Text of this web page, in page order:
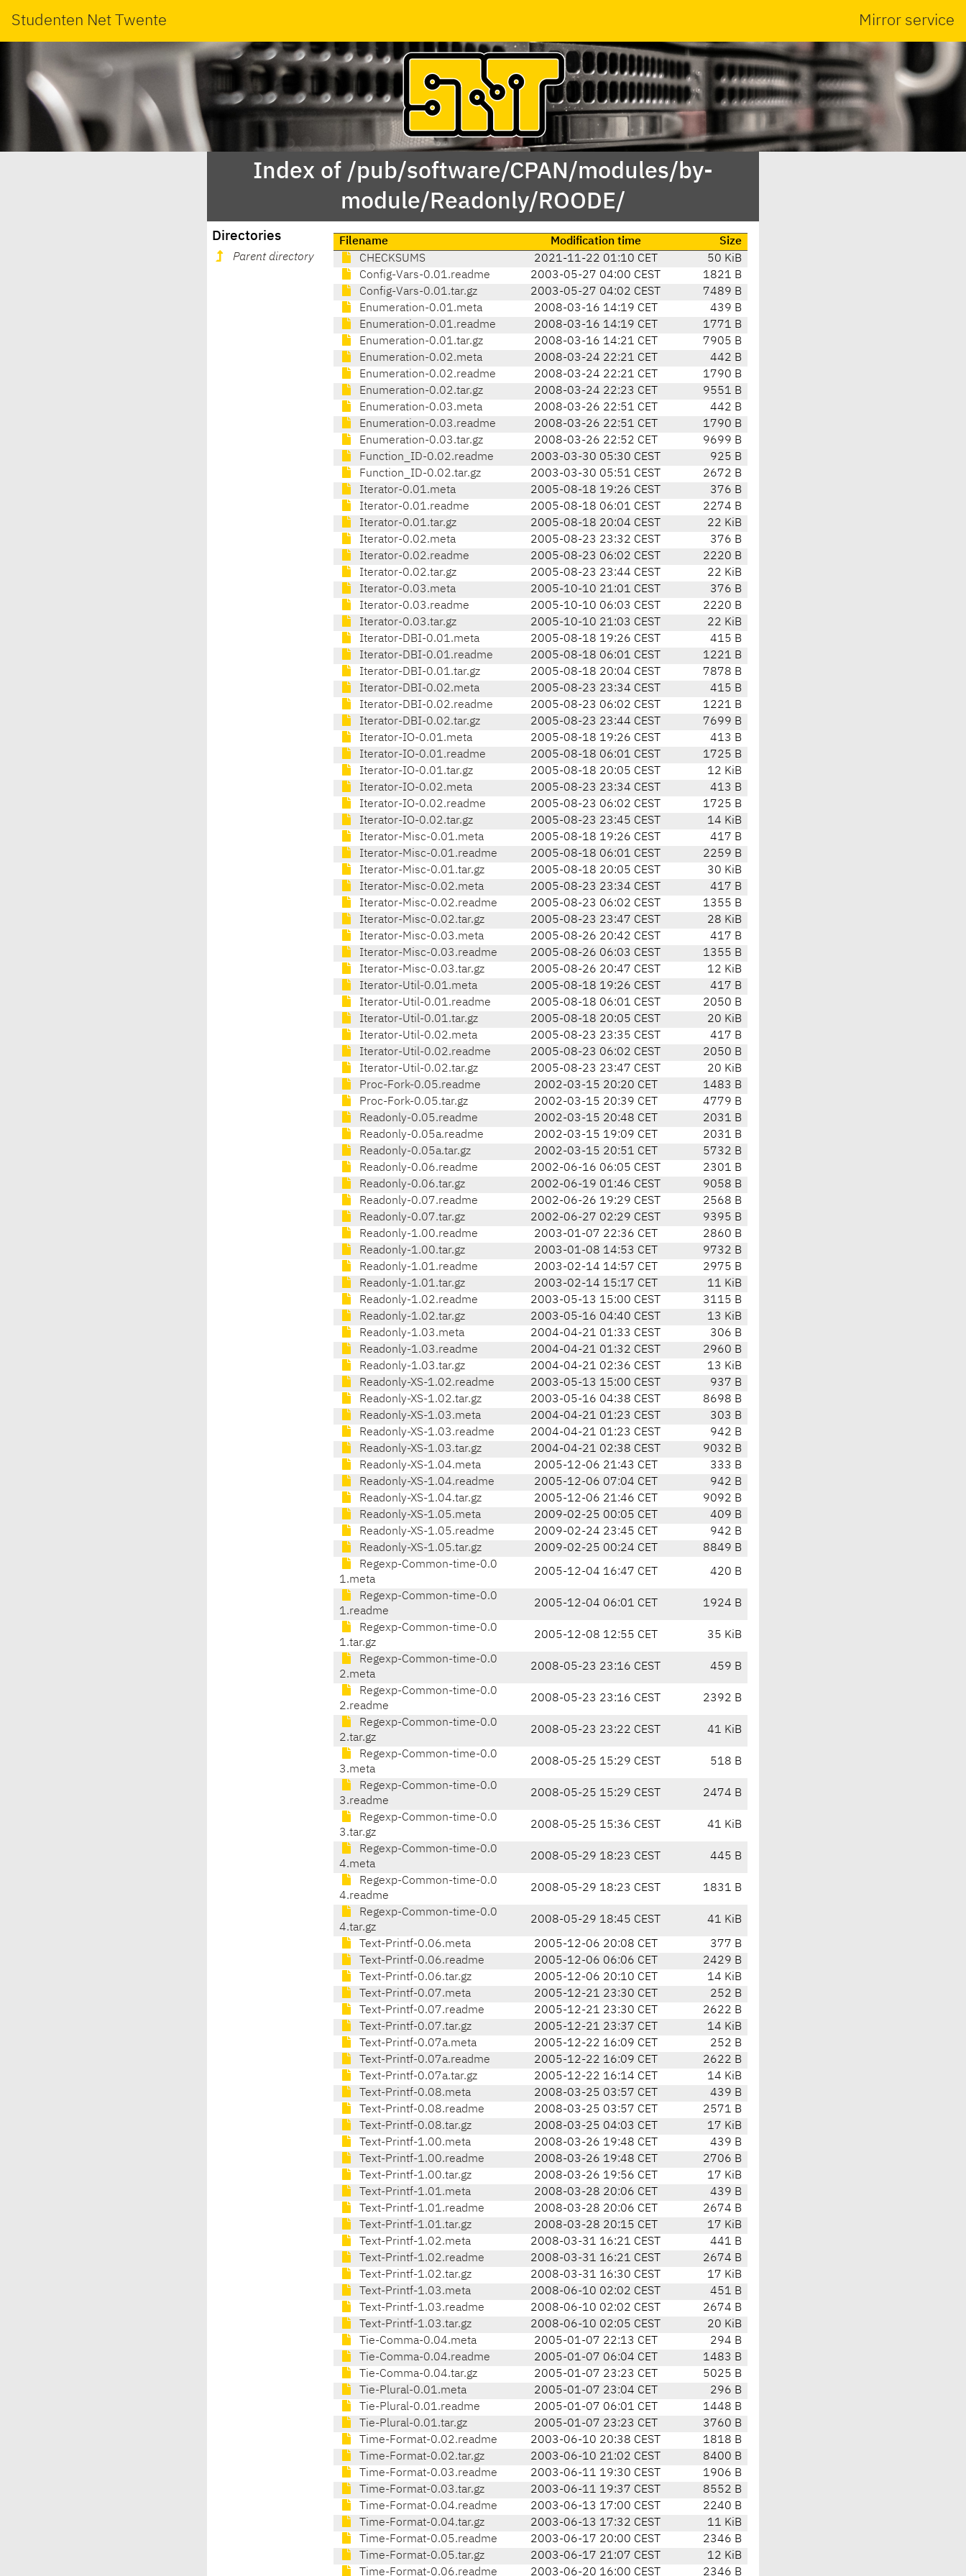
Studenten Net Twente Mirror service
Index of /pub/software/CPAN/modules/by-
module/Readonly/ROODE/
Directories
Parent directory
Filename Modification time
Size
CHECKSUMS
2021-11-22 01:10 CET
50 KiB
Config-Vars-0.01.readme
2003-05-27 04:00 CEST
1821 B
Config-Vars-0.01.tar.gz
2003-05-27 04:02 CEST
7489 B
Enumeration-0.01.meta
2008-03-16 14:19 CET
439 B
Enumeration-0.01.readme
2008-03-16 14:19 CET
1771 B
Enumeration-0.01.tar.gz
2008-03-16 14:21 CET
7905 B
Enumeration-0.02.meta
2008-03-24 22:21 CET
442 B
Enumeration-0.02.readme
2008-03-24 22:21 CET
1790 B
Enumeration-0.02.tar.gz
2008-03-24 22:23 CET
9551 B
Enumeration-0.03.meta
2008-03-26 22:51 CET
442 B
Enumeration-0.03.readme
2008-03-26 22:51 CET
1790 B
Enumeration-0.03.tar.gz
2008-03-26 22:52 CET
9699 B
Function_ID-0.02.readme
2003-03-30 05:30 CEST
925 B
Function_ID-0.02.tar.gz
2003-03-30 05:51 CEST
2672 B
Iterator-0.01.meta
2005-08-18 19:26 CEST
376 B
Iterator-0.01.readme
2005-08-18 06:01 CEST
2274 B
Iterator-0.01.tar.gz
2005-08-18 20:04 CEST
22 KiB
Iterator-0.02.meta
2005-08-23 23:32 CEST
376 B
Iterator-0.02.readme
2005-08-23 06:02 CEST
2220 B
Iterator-0.02.tar.gz
2005-08-23 23:44 CEST
22 KiB
Iterator-0.03.meta
2005-10-10 21:01 CEST
376 B
Iterator-0.03.readme
2005-10-10 06:03 CEST
2220 B
Iterator-0.03.tar.gz
2005-10-10 21:03 CEST
22 KiB
Iterator-DBI-0.01.meta
2005-08-18 19:26 CEST
415 B
Iterator-DBI-0.01.readme
2005-08-18 06:01 CEST
1221 B
Iterator-DBI-0.01.tar.gz
2005-08-18 20:04 CEST
7878 B
Iterator-DBI-0.02.meta
2005-08-23 23:34 CEST
415 B
Iterator-DBI-0.02.readme
2005-08-23 06:02 CEST
1221 B
Iterator-DBI-0.02.tar.gz
2005-08-23 23:44 CEST
7699 B
Iterator-IO-0.01.meta
2005-08-18 19:26 CEST
413 B
Iterator-IO-0.01.readme
2005-08-18 06:01 CEST
1725 B
Iterator-IO-0.01.tar.gz
2005-08-18 20:05 CEST
12 KiB
Iterator-IO-0.02.meta
2005-08-23 23:34 CEST
413 B
Iterator-IO-0.02.readme
2005-08-23 06:02 CEST
1725 B
Iterator-IO-0.02.tar.gz
2005-08-23 23:45 CEST
14 KiB
Iterator-Misc-0.01.meta
2005-08-18 19:26 CEST
417 B
Iterator-Misc-0.01.readme
2005-08-18 06:01 CEST
2259 B
Iterator-Misc-0.01.tar.gz
2005-08-18 20:05 CEST
30 KiB
Iterator-Misc-0.02.meta
2005-08-23 23:34 CEST
417 B
Iterator-Misc-0.02.readme
2005-08-23 06:02 CEST
1355 B
Iterator-Misc-0.02.tar.gz
2005-08-23 23:47 CEST
28 KiB
Iterator-Misc-0.03.meta
2005-08-26 20:42 CEST
417 B
Iterator-Misc-0.03.readme
2005-08-26 06:03 CEST
1355 B
Iterator-Misc-0.03.tar.gz
2005-08-26 20:47 CEST
12 KiB
Iterator-Util-0.01.meta
2005-08-18 19:26 CEST
417 B
Iterator-Util-0.01.readme
2005-08-18 06:01 CEST
2050 B
Iterator-Util-0.01.tar.gz
2005-08-18 20:05 CEST
20 KiB
Iterator-Util-0.02.meta
2005-08-23 23:35 CEST
417 B
Iterator-Util-0.02.readme
2005-08-23 06:02 CEST
2050 B
Iterator-Util-0.02.tar.gz
2005-08-23 23:47 CEST
20 KiB
Proc-Fork-0.05.readme
2002-03-15 20:20 CET
1483 B
Proc-Fork-0.05.tar.gz
2002-03-15 20:39 CET
4779 B
Readonly-0.05.readme
2002-03-15 20:48 CET
2031 B
Readonly-0.05a.readme
2002-03-15 19:09 CET
2031 B
Readonly-0.05a.tar.gz
2002-03-15 20:51 CET
5732 B
Readonly-0.06.readme
2002-06-16 06:05 CEST
2301 B
Readonly-0.06.tar.gz
2002-06-19 01:46 CEST
9058 B
Readonly-0.07.readme
2002-06-26 19:29 CEST
2568 B
Readonly-0.07.tar.gz
2002-06-27 02:29 CEST
9395 B
Readonly-1.00.readme
2003-01-07 22:36 CET
2860 B
Readonly-1.00.tar.gz
2003-01-08 14:53 CET
9732 B
Readonly-1.01.readme
2003-02-14 14:57 CET
2975 B
Readonly-1.01.tar.gz
2003-02-14 15:17 CET
11 KiB
Readonly-1.02.readme
2003-05-13 15:00 CEST
3115 B
Readonly-1.02.tar.gz
2003-05-16 04:40 CEST
13 KiB
Readonly-1.03.meta
2004-04-21 01:33 CEST
306 B
Readonly-1.03.readme
2004-04-21 01:32 CEST
2960 B
Readonly-1.03.tar.gz
2004-04-21 02:36 CEST
13 KiB
Readonly-XS-1.02.readme
2003-05-13 15:00 CEST
937 B
Readonly-XS-1.02.tar.gz
2003-05-16 04:38 CEST
8698 B
Readonly-XS-1.03.meta
2004-04-21 01:23 CEST
303 B
Readonly-XS-1.03.readme
2004-04-21 01:23 CEST
942 B
Readonly-XS-1.03.tar.gz
2004-04-21 02:38 CEST
9032 B
Readonly-XS-1.04.meta
2005-12-06 21:43 CET
333 B
Readonly-XS-1.04.readme
2005-12-06 07:04 CET
942 B
Readonly-XS-1.04.tar.gz
2005-12-06 21:46 CET
9092 B
Readonly-XS-1.05.meta
2009-02-25 00:05 CET
409 B
Readonly-XS-1.05.readme
2009-02-24 23:45 CET
942 B
Readonly-XS-1.05.tar.gz
2009-02-25 00:24 CET
8849 B
Regexp-Common-time-0.0
1.meta
2005-12-04 16:47 CET 420 B
Regexp-Common-time-0.0
1.readme
2005-12-04 06:01 CET 1924 B
Regexp-Common-time-0.0
1.tar.gz
2005-12-08 12:55 CET 35 KiB
Regexp-Common-time-0.0
2.meta
2008-05-23 23:16 CEST 459 B
Regexp-Common-time-0.0
2.readme
2008-05-23 23:16 CEST 2392 B
Regexp-Common-time-0.0
2.tar.gz
2008-05-23 23:22 CEST 41 KiB
Regexp-Common-time-0.0
3.meta
2008-05-25 15:29 CEST 518 B
Regexp-Common-time-0.0
3.readme
2008-05-25 15:29 CEST 2474 B
Regexp-Common-time-0.0
3.tar.gz
2008-05-25 15:36 CEST 41 KiB
Regexp-Common-time-0.0
4.meta
2008-05-29 18:23 CEST 445 B
Regexp-Common-time-0.0
4.readme
2008-05-29 18:23 CEST 1831 B
Regexp-Common-time-0.0
4.tar.gz
2008-05-29 18:45 CEST 41 KiB
Text-Printf-0.06.meta 2005-12-06 20:08 CET
377 B
Text-Printf-0.06.readme
2005-12-06 06:06 CET
2429 B
Text-Printf-0.06.tar.gz
2005-12-06 20:10 CET
14 KiB
Text-Printf-0.07.meta
2005-12-21 23:30 CET
252 B
Text-Printf-0.07.readme
2005-12-21 23:30 CET
2622 B
Text-Printf-0.07.tar.gz
2005-12-21 23:37 CET
14 KiB
Text-Printf-0.07a.meta
2005-12-22 16:09 CET
252 B
Text-Printf-0.07a.readme
2005-12-22 16:09 CET
2622 B
Text-Printf-0.07a.tar.gz
2005-12-22 16:14 CET
14 KiB
Text-Printf-0.08.meta
2008-03-25 03:57 CET
439 B
Text-Printf-0.08.readme
2008-03-25 03:57 CET
2571 B
Text-Printf-0.08.tar.gz
2008-03-25 04:03 CET
17 KiB
Text-Printf-1.00.meta
2008-03-26 19:48 CET
439 B
Text-Printf-1.00.readme
2008-03-26 19:48 CET
2706 B
Text-Printf-1.00.tar.gz
2008-03-26 19:56 CET
17 KiB
Text-Printf-1.01.meta
2008-03-28 20:06 CET
439 B
Text-Printf-1.01.readme
2008-03-28 20:06 CET
2674 B
Text-Printf-1.01.tar.gz
2008-03-28 20:15 CET
17 KiB
Text-Printf-1.02.meta
2008-03-31 16:21 CEST
441 B
Text-Printf-1.02.readme
2008-03-31 16:21 CEST
2674 B
Text-Printf-1.02.tar.gz
2008-03-31 16:30 CEST
17 KiB
Text-Printf-1.03.meta
2008-06-10 02:02 CEST
451 B
Text-Printf-1.03.readme
2008-06-10 02:02 CEST
2674 B
Text-Printf-1.03.tar.gz
2008-06-10 02:05 CEST
20 KiB
Tie-Comma-0.04.meta
2005-01-07 22:13 CET
294 B
Tie-Comma-0.04.readme
2005-01-07 06:04 CET
1483 B
Tie-Comma-0.04.tar.gz
2005-01-07 23:23 CET
5025 B
Tie-Plural-0.01.meta
2005-01-07 23:04 CET
296 B
Tie-Plural-0.01.readme
2005-01-07 06:01 CET
1448 B
Tie-Plural-0.01.tar.gz
2005-01-07 23:23 CET
3760 B
Time-Format-0.02.readme
2003-06-10 20:38 CEST
1818 B
Time-Format-0.02.tar.gz
2003-06-10 21:02 CEST
8400 B
Time-Format-0.03.readme
2003-06-11 19:30 CEST
1906 B
Time-Format-0.03.tar.gz
2003-06-11 19:37 CEST
8552 B
Time-Format-0.04.readme
2003-06-13 17:00 CEST
2240 B
Time-Format-0.04.tar.gz
2003-06-13 17:32 CEST
11 KiB
Time-Format-0.05.readme
2003-06-17 20:00 CEST
2346 B
Time-Format-0.05.tar.gz
2003-06-17 21:07 CEST
12 KiB
Time-Format-0.06.readme
2003-06-20 16:00 CEST 2346 B